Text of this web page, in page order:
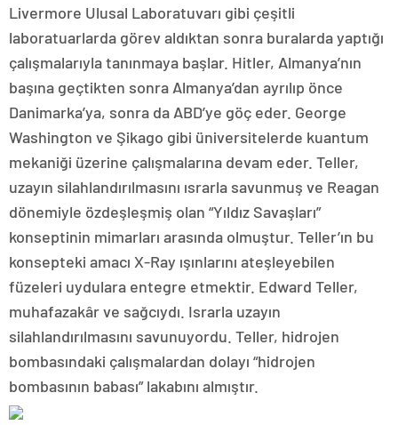
Livermore Ulusal Laboratuvarı gibi çeşitli
laboratuarlarda görev aldıktan sonra buralarda yaptığı
çalışmalarıyla tanınmaya başlar. Hitler, Almanya’nın
başına geçtikten sonra Almanya’dan ayrılıp önce
Danimarka’ya, sonra da ABD’ye göç eder. George
Washington ve Şikago gibi üniversitelerde kuantum
mekaniği üzerine çalışmalarına devam eder. Teller,
uzayın silahlandırılmasını ısrarla savunmuş ve Reagan
dönemiyle özdeşleşmiş olan “Yıldız Savaşları”
konseptinin mimarları arasında olmuştur. Teller’ın bu
konsepteki amacı X-Ray ışınlarını ateşleyebilen
füzeleri uydulara entegre etmektir. Edward Teller,
muhafazakâr ve sağcıydı. Israrla uzayın
silahlandırılmasını savunuyordu. Teller, hidrojen
bombasındaki çalışmalardan dolayı “hidrojen
bombasının babası” lakabını almıştır.